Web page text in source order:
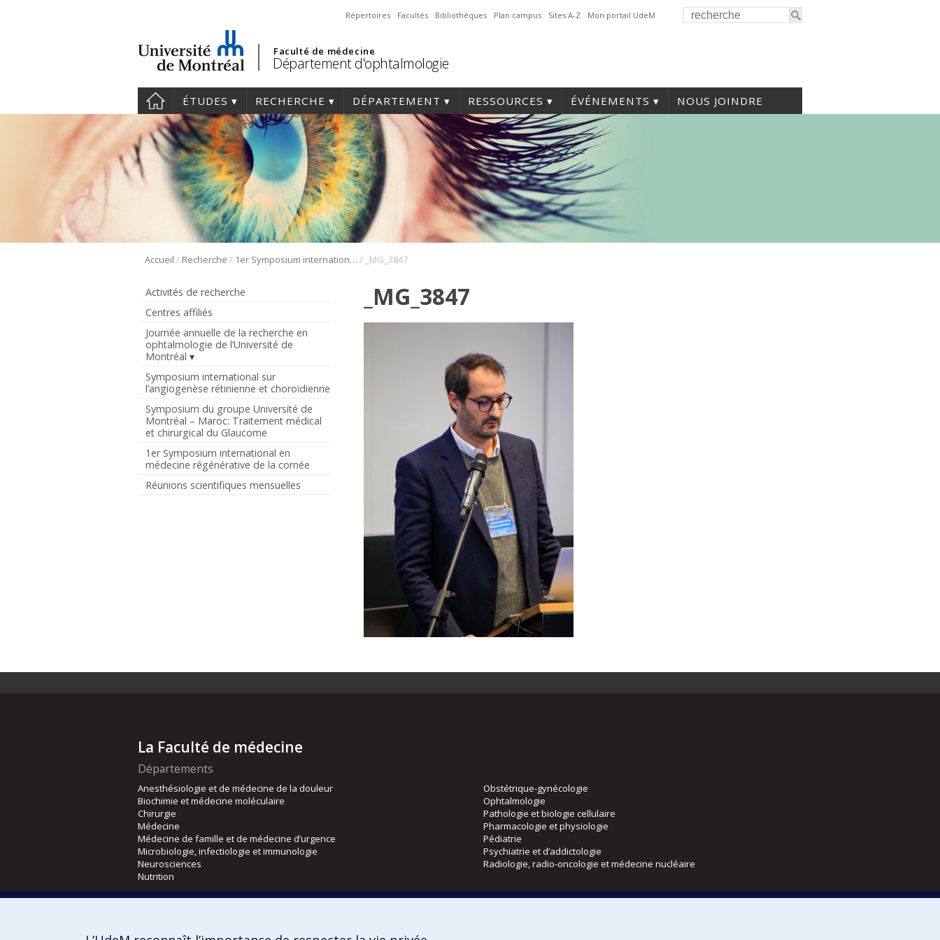
Répertoires Facultés Bibliothèques Plan campus Sites A-Z Mon portail UdeM
Faculté de médecine
Département d'ophtalmologie
ÉTUDES RECHERCHE DÉPARTEMENT RESSOURCES ÉVÉNEMENTS NOUS JOINDRE
Accueil / Recherche / 1er Symposium international en médecine régénérative de la cornée / _MG_3847
Activités de recherche
Centres affiliés
Journée annuelle de la recherche en
ophtalmologie de l’Université de
Montréal
Symposium international sur
l’angiogenèse rétinienne et choroïdienne
Symposium du groupe Université de
Montréal – Maroc: Traitement médical
et chirurgical du Glaucome
1er Symposium international en
médecine régénérative de la cornée
Réunions scientifiques mensuelles
_MG_3847
La Faculté de médecine
Départements
Anesthésiologie et de médecine de la douleur
Biochimie et médecine moléculaire
Chirurgie
Médecine
Médecine de famille et de médecine d’urgence
Microbiologie, infectiologie et immunologie
Neurosciences
Nutrition
Obstétrique-gynécologie
Ophtalmologie
Pathologie et biologie cellulaire
Pharmacologie et physiologie
Pédiatrie
Psychiatrie et d’addictologie
Radiologie, radio-oncologie et médecine nucléaire